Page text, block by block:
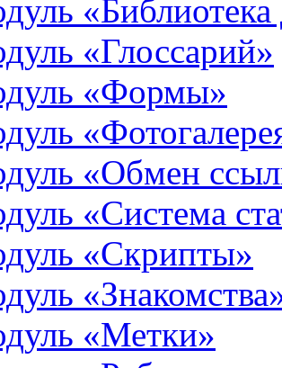
«Библиотека
«Глоссарий»
«Формы»
«Обмен
«Система
«Скрипты»
«Метки»